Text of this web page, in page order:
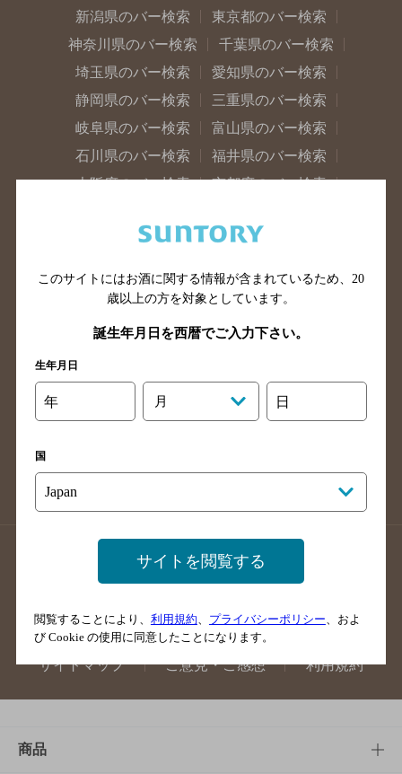
新潟県のバー検索
東京都のバー検索
神奈川県のバー検索
千葉県のバー検索
埼玉県のバー検索
愛知県のバー検索
静岡県のバー検索
三重県のバー検索
岐阜県のバー検索
富山県のバー検索
石川県のバー検索
福井県のバー検索
大阪府のバー検索
京都府のバー検索
滋賀県のバー検索
和歌山県のバー検索
山口県のバー検索
鳥取県のバー検索
島根県のバー検索
徳島県のバー検索
高知県のバー検索
福岡県のバー検索
長崎県のバー検索
佐賀県のバー検索
店舗登録方法のご案内
店舗情報更新方法のご案内
掲載店舗様ログイン
サイトマップ ご意見・ご感想 利用規約
商品
このサイトにはお酒に関する情報が含まれているため、 20
歳以上の方を対象としています。
誕生年月日を西暦でご入力下さい。
生年月日
年 月 日
国
サイトを閲覧する
閲覧することにより、 利用規約 プライバシーポリシー 、およ
び Cookie の使用に同意したことになります。